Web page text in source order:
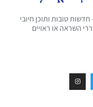
טובות ותוכן חיובי
השראה או ראויים